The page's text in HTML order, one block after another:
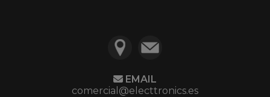
EMAIL
comercial@electtronics.es